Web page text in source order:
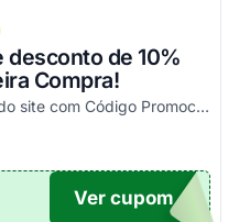
desconto de 10%
Compra!
Ganhe 10% de desconto em todo site com Código Promocional Karsten. Válido apenas 1 utilização por CPF. Só aqui no Agora Cupom você economiza tanto!
OM10
Ver cupom